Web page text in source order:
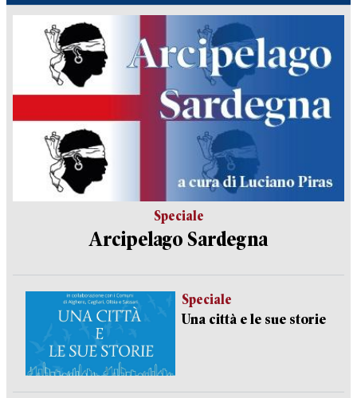
Speciale
Arcipelago Sardegna
Speciale
Una città e le sue storie